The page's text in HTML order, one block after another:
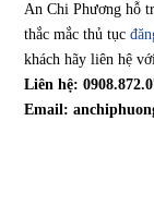
An Chi Phương hỗ
thắc mắc thủ tục
khách hãy liên hệ
Liên hệ:
Email: